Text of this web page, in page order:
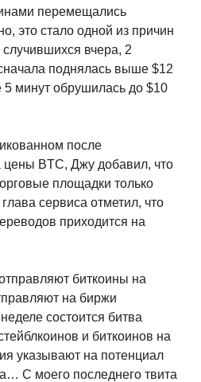
перемещались
это стало одной из причин
вчера, 2
поднялась выше $12
5 минут обрушилась до $10
после
цены BTC, Джу добавил, что
площадки только
сервиса отметил, что
приходится на
биткоины на
на биржи
состоится битва
и биткоинов на
указывают на потенциал
С моего последнего твита